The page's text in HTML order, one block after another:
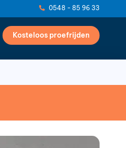
0548 - 85 96 33
Kosteloos proefrijden